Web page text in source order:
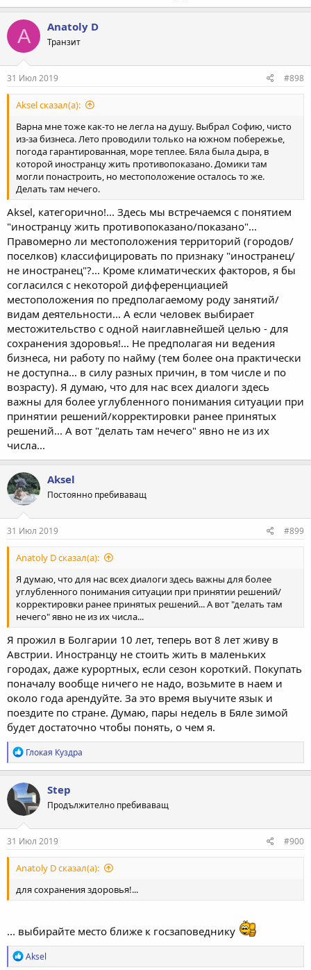
A Anatoly D
Транзит
31 Июл 2019 #898
Aksel сказал(а):
Варна мне тоже как-то не легла на душу. Выбрал Софию, чисто
из-за бизнеса. Лето проводили только на южном побережье,
погода гарантированная, море теплее. Бяла была дыра, в
которой иностранцу жить противопоказано. Домики там
могли понастроить, но местоположение осталось то же.
Делать там нечего.
Aksel, категорично!... Здесь мы встречаемся с понятием
"иностранцу жить противопоказано/показано"...
Правомерно ли местоположения территорий (городов/
поселков) классифицировать по признаку "иностранец/
не иностранец"?... Кроме климатических факторов, я бы
согласился с некоторой дифференциацией
местоположения по предполагаемому роду занятий/
видам деятельности... А если человек выбирает
местожительство с одной наиглавнейшей целью - для
сохранения здоровья!... Не предполагая ни ведения
бизнеса, ни работу по найму (тем более она практически
не доступна... в силу разных причин, в том числе и по
возрасту). Я думаю, что для нас всех диалоги здесь
важны для более углубленного понимания ситуации при
принятии решений/корректировки ранее принятых
решений... А вот "делать там нечего" явно не из их
числа...
Aksel
Постоянно пребиваващ
31 Июл 2019 #899
Anatoly D сказал(а):
Я думаю, что для нас всех диалоги здесь важны для более
углубленного понимания ситуации при принятии решений/
корректировки ранее принятых решений... А вот "делать там
нечего" явно не из их числа...
Я прожил в Болгарии 10 лет, теперь вот 8 лет живу в
Австрии. Иностранцу не стоить жить в маленьких
городах, даже курортных, если сезон короткий. Покупать
поначалу вообще ничего не надо, возьмите в наем и
около года арендуйте. За это время выучите язык и
поездите по стране. Думаю, пары недель в Бяле зимой
будет достаточно чтобы понять, о чем я.
Р
е
а
к
ц
и
и
:
Глокая Куздра
Step
Продължително пребиваващ
31 Июл 2019 #900
Anatoly D сказал(а):
для сохранения здоровья!...
... выбирайте место ближе к госзаповеднику
Р
е
Aksel